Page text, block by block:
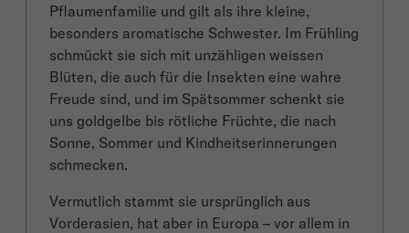
Pflaumenfamilie und gilt als ihre kleine,
besonders aromatische Schwester. Im Frühling
schmückt sie sich mit unzähligen weissen
Blüten, die auch für die Insekten eine wahre
Freude sind, und im Spätsommer schenkt sie
uns goldgelbe bis rötliche Früchte, die nach
Sonne, Sommer und Kindheitserinnerungen
schmecken.
Vermutlich stammt sie ursprünglich aus
Vorderasien, hat aber in Europa – vor allem in